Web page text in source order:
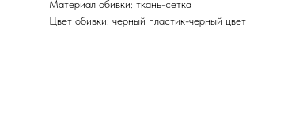
Материал обивки: ткань-сетка
Цвет обивки: черный пластик-черный цвет